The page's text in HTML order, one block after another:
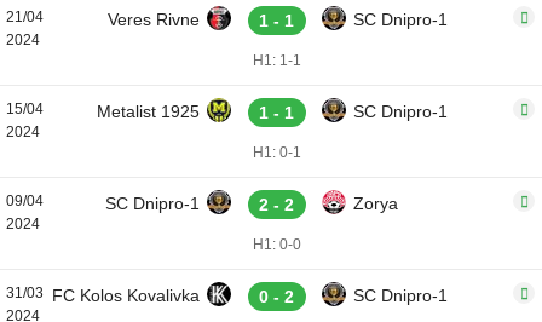
21/04
2024
Veres Rivne 1 - 1 SC Dnipro-1
H1: 1-1
15/04
2024
Metalist 1925 1 - 1 SC Dnipro-1
H1: 0-1
09/04
2024
SC Dnipro-1 2 - 2 Zorya
H1: 0-0
31/03
2024
FC Kolos Kovalivka 0 - 2 SC Dnipro-1